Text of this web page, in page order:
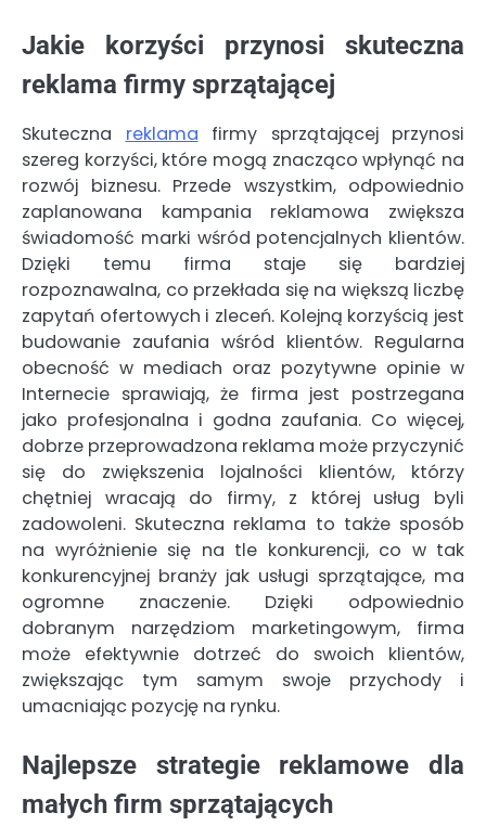
Jakie korzyści przynosi skuteczna
reklama firmy sprzątającej
Skuteczna reklama firmy sprzątającej przynosi
szereg korzyści, które mogą znacząco wpłynąć na
rozwój biznesu. Przede wszystkim, odpowiednio
zaplanowana kampania reklamowa zwiększa
świadomość marki wśród potencjalnych klientów.
Dzięki temu firma staje się bardziej
rozpoznawalna, co przekłada się na większą liczbę
zapytań ofertowych i zleceń. Kolejną korzyścią jest
budowanie zaufania wśród klientów. Regularna
obecność w mediach oraz pozytywne opinie w
Internecie sprawiają, że firma jest postrzegana
jako profesjonalna i godna zaufania. Co więcej,
dobrze przeprowadzona reklama może przyczynić
się do zwiększenia lojalności klientów, którzy
chętniej wracają do firmy, z której usług byli
zadowoleni. Skuteczna reklama to także sposób
na wyróżnienie się na tle konkurencji, co w tak
konkurencyjnej branży jak usługi sprzątające, ma
ogromne znaczenie. Dzięki odpowiednio
dobranym narzędziom marketingowym, firma
może efektywnie dotrzeć do swoich klientów,
zwiększając tym samym swoje przychody i
umacniając pozycję na rynku.
Najlepsze strategie reklamowe dla
małych firm sprzątających